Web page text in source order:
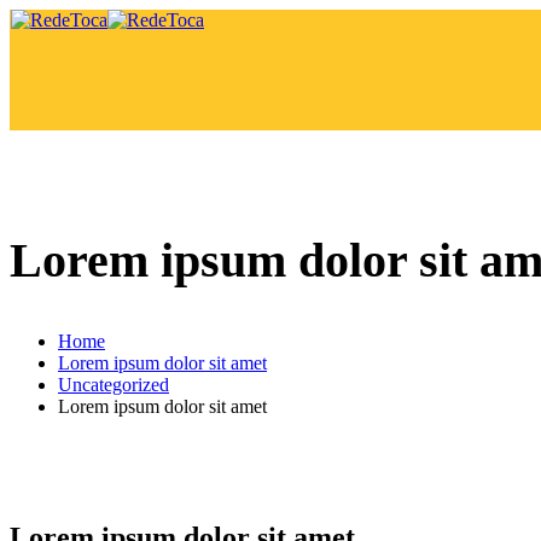
Lorem ipsum dolor sit
Home
Lorem ipsum dolor sit amet
Uncategorized
Lorem ipsum dolor sit amet